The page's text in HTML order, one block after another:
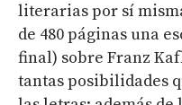
literarias por sí
de 480 páginas una
final) sobre Franz
tantas posibilidades